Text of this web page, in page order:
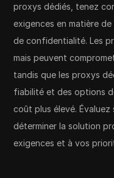
proxys dédiés, tenez
exigences en matière
de confidentialité. Les
mais peuvent
tandis que les proxys
fiabilité et des options
coût plus élevé.
déterminer la solution
exigences et à vos